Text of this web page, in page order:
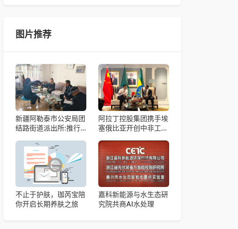
图片推荐
新疆阿勒泰市公安局团
结路街道派出所:推行
代“枫”景线
阿拉丁控股集团携手埃
塞俄比亚开创中非工业
不止于护肤，珈芮宝陪
你开启长期养肤之旅
嘉科新能源与水生态研
究院共商AI水处理